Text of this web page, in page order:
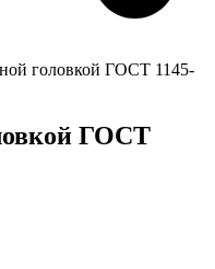
головкой ГОСТ 1145-
ГОСТ